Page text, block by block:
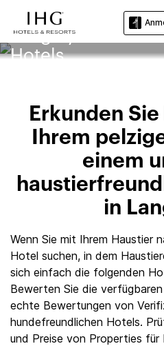
Langley
Hotels
Erkunden
Ihrem
einem
in
Wenn Sie mit Ihrem Haustier
Hotel suchen, in dem
sich einfach die folgenden
Bewerten Sie die
echte Bewertungen von
hundefreundlichen Hotels.
und Preise von Properties